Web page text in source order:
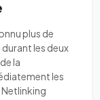
plus de
les deux
la
les